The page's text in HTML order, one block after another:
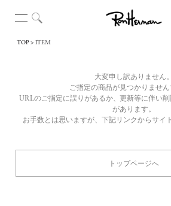
TOP ITEM
大変申し訳ありません。
ご指定の商品が見つかりません
URLのご指定に誤りがあるか、更新等に伴い
があります。
お手数とは思いますが、下記リンクからサイ
トップページへ